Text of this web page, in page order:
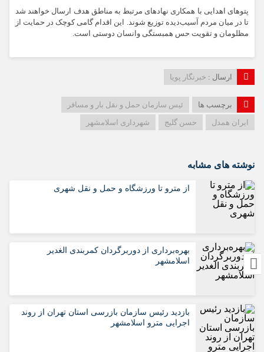
پتوهای اهدایی با همکاری نهادهای مرتبط به مناطق هدف ارسال خواهند شد
تا در میان مردم آسیب‌دیده توزیع شوند. این اقدام گامی کوچک در حمایت از
مظلومان و تقویت حس همبستگی وانسان دوستی است.
ارسال : خبرنگار پویا
برچسب ها
ئیس سازمان حمل و نقل بار و مسافر
ایران همدل
حسن گلیج شهرداری اسلامشهر
نوشته های مشابه
از مترو تا ورزشگاه و حمل‌ و نقل شهری
بهره‌برداری از دوربرگردان کمربندی الغدیر
اسلامشهر
بازدید رئیس سازمان بازرسی استان تهران از روند
اجرایی مترو اسلامشهر